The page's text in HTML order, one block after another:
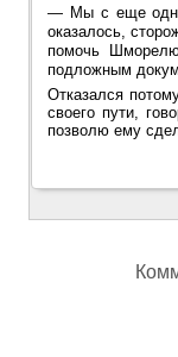
— Мы с еще
оказалось,
помочь
подложным
Отказался
своего пути,
позволю ему